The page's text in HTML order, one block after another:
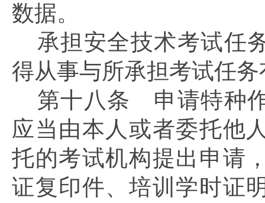
数据。
承担安全技术考试任
得从事与所承担考试任
第十八条 申请特种
应当由本人或者委托他
托的考试机构提出申请
证复印件、培训学时证